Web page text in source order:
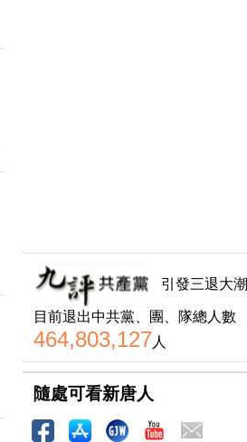
引發三退大潮
目前退出中共黨、團、隊總人數
464,803,127人
隨處可看新唐人